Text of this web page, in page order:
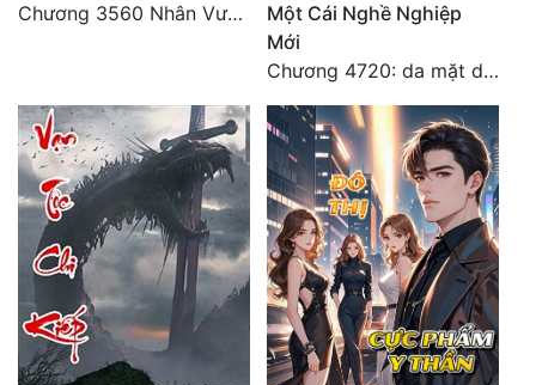
Chương 3560 Nhân Vương trở về - END
Một Cái Nghề Nghiệp
Mới
Chương 4720: da mặt dày